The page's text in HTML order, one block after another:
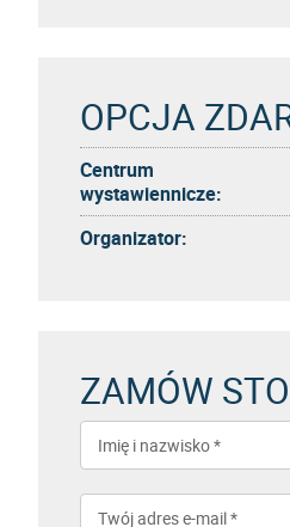
OPCJA
Centrum
wystawiennicze:
Organizator:
ZAMÓW